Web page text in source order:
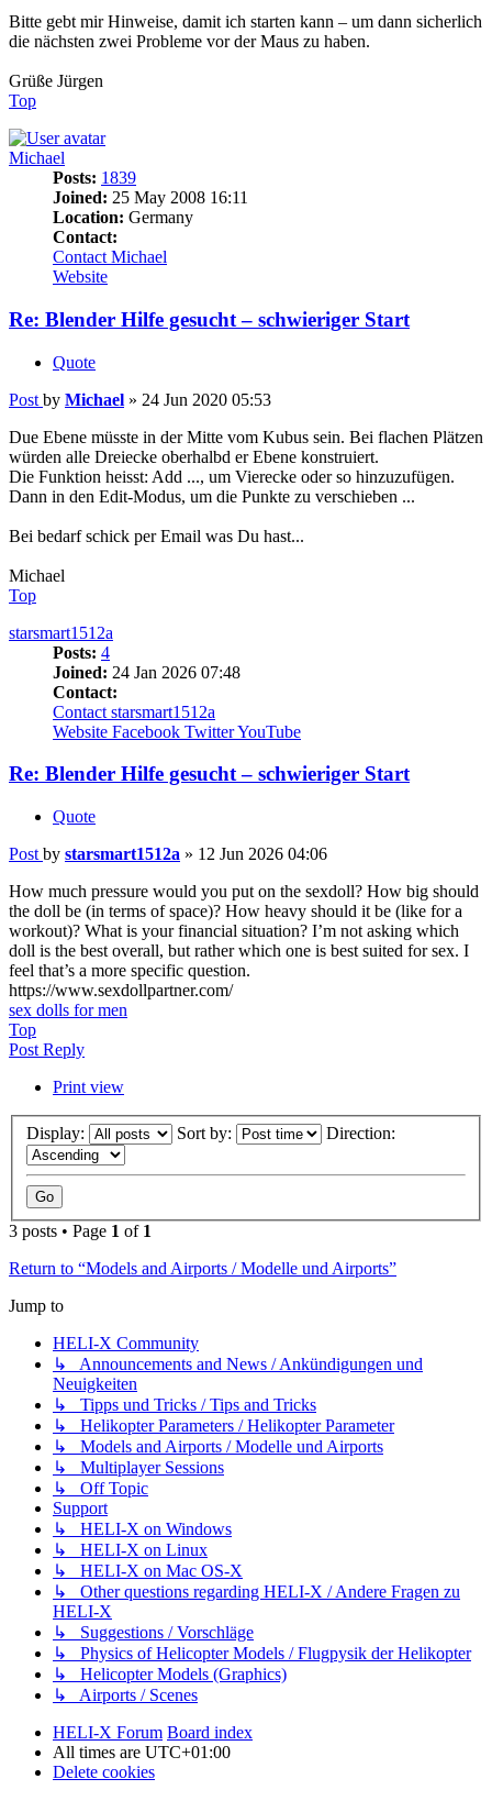
Bitte gebt mir Hinweise, damit ich starten kann – um dann sicherlich
die nächsten zwei Probleme vor der Maus zu haben.
Grüße Jürgen
Top
Michael
Posts: 1839
Joined: 25 May 2008 16:11
Location: Germany
Contact:
Contact Michael
Website
Re: Blender Hilfe gesucht – schwieriger Start
Quote
Post by Michael » 24 Jun 2020 05:53
Due Ebene müsste in der Mitte vom Kubus sein. Bei flachen Plätzen
würden alle Dreiecke oberhalbd er Ebene konstruiert.
Die Funktion heisst: Add ..., um Vierecke oder so hinzuzufügen.
Dann in den Edit-Modus, um die Punkte zu verschieben ...
Bei bedarf schick per Email was Du hast...
Michael
Top
starsmart1512a
Posts: 4
Joined: 24 Jan 2026 07:48
Contact:
Contact starsmart1512a
Website Facebook TwitterYouTube
Re: Blender Hilfe gesucht – schwieriger Start
Quote
Post by starsmart1512a » 12 Jun 2026 04:06
How much pressure would you put on the sexdoll? How big should
the doll be (in terms of space)? How heavy should it be (like for a
workout)? What is your financial situation? I’m not asking which
doll is the best overall, but rather which one is best suited for sex. I
feel that’s a more specific question.
https://www.sexdollpartner.com/
sex dolls for men
Top
Post Reply
Print view
Display: Sort by: Direction:
3 posts • Page 1 of 1
Return to “Models and Airports / Modelle und Airports”
Jump to
HELI-X Community
↳ Announcements and News / Ankündigungen und
Neuigkeiten
↳ Tipps und Tricks / Tips and Tricks
↳ Helikopter Parameters / Helikopter Parameter
↳ Models and Airports / Modelle und Airports
↳ Multiplayer Sessions
↳ Off Topic
Support
↳ HELI-X on Windows
↳ HELI-X on Linux
↳ HELI-X on Mac OS-X
↳ Other questions regarding HELI-X / Andere Fragen zu
HELI-X
↳ Suggestions / Vorschläge
↳ Physics of Helicopter Models / Flugpysik der Helikopter
↳ Helicopter Models (Graphics)
↳ Airports / Scenes
HELI-X Forum Board index
All times are UTC+01:00
Delete cookies